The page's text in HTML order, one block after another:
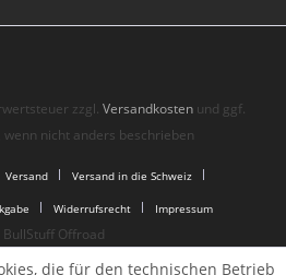
zzgl.Versandkosten und ggf.
nicht anders beschrieben
Versand Versand in die Schweiz
Widerrufsrecht Impressum
Offroad
die für den technischen Betrieb